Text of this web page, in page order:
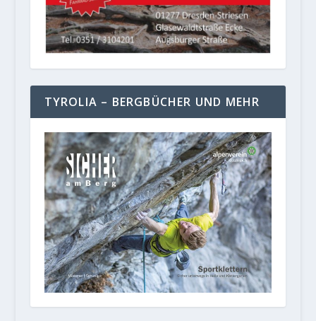
TYROLIA – BERGBÜCHER UND MEHR